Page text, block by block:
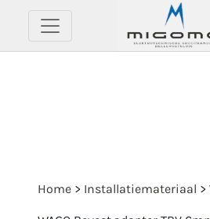
Home > Installatiemateriaal >